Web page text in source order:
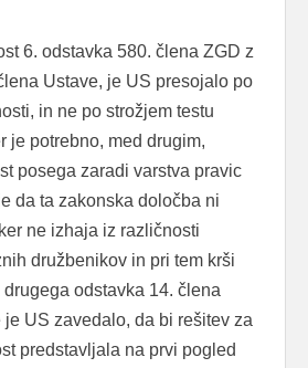
6. odstavka 580. člena ZGD z
Ustave, je US presojalo po
in ne po strožjem testu
je potrebno, med drugim,
posega zaradi varstva pravic
da ta zakonska določba ni
ne izhaja iz različnosti
družbenikov in pri tem krši
odstavka 14. člena
je US zavedalo, da bi rešitev za
predstavljala na prvi pogled